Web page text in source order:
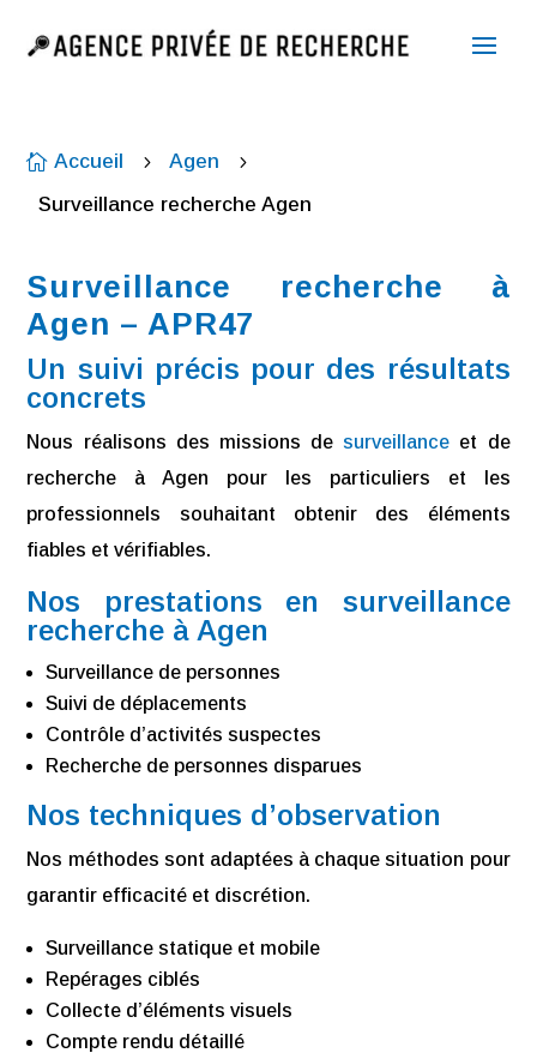
 Accueil 5 Agen 5
Surveillance recherche Agen
Surveillance recherche à
Agen – APR47
Un suivi précis pour des résultats
concrets
Nous réalisons des missions de surveillance et de
recherche à Agen pour les particuliers et les
professionnels souhaitant obtenir des éléments
fiables et vérifiables.
Nos prestations en surveillance
recherche à Agen
Surveillance de personnes
Suivi de déplacements
Contrôle d’activités suspectes
Recherche de personnes disparues
Nos techniques d’observation
Nos méthodes sont adaptées à chaque situation pour
garantir efficacité et discrétion.
Surveillance statique et mobile
Repérages ciblés
Collecte d’éléments visuels
Compte rendu détaillé